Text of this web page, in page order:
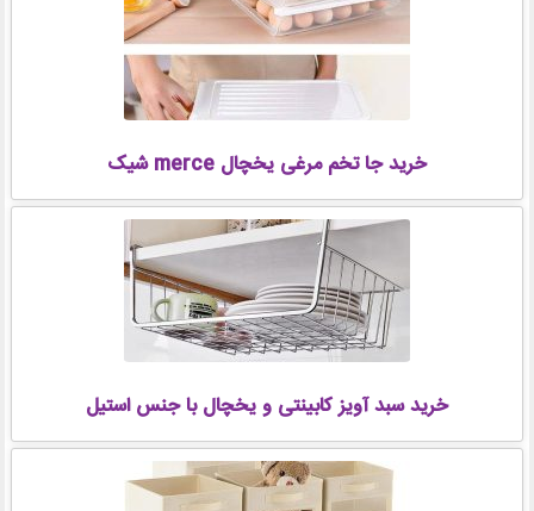
خرید جا تخم مرغی یخچال merce شیک
خرید سبد آویز کابینتی و یخچال با جنس استیل